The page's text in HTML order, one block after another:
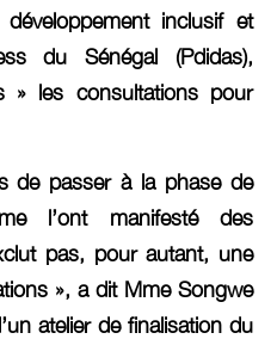
inclusif et
du Sénégal (Pdidas),
» les consultations pour
de passer à la phase de
l’ont manifesté des
pas, pour autant, une
», a dit Mme Songwe
atelier de finalisation du